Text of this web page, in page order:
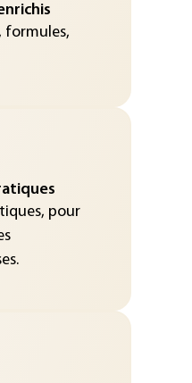
formules,
pour